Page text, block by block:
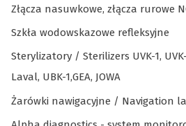
Złącza nasuwkowe, złącza rurowe
Szkła wodowskazowe refleksyjne
Sterylizatory / Sterilizers UVK-1,
Laval, UBK-1,GEA, JOWA
Żarówki nawigacyjne / Navigation